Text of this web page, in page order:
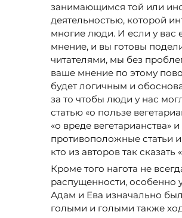
занимающимся той или
деятельностью, которой
многие люди. И если у вас
мнение, и вы готовы
читателями, мы без
ваше мнение по этому
будет логичным и
за то чтобы люди у нас
статью «о пользе
«о вреде вегетарианства»
противоположные статьи
кто из авторов так сказать
Кроме того нагота не
распущенности, особенно
Адам и Ева изначально
голыми и голыми также